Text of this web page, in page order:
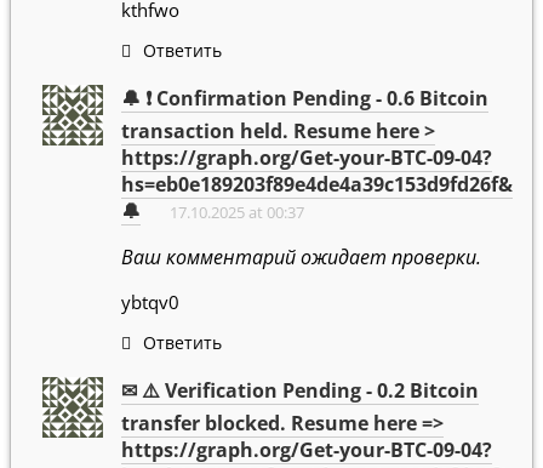
kthfwo
Ответить
🔔 ❗ Confirmation Pending - 0.6 Bitcoin
transaction held. Resume here >
https://graph.org/Get-your-BTC-09-04?
hs=eb0e189203f89e4de4a39c153d9fd26f&
🔔
17.10.2025 at 00:37
Ваш комментарий ожидает проверки.
ybtqv0
Ответить
✉ ⚠️ Verification Pending - 0.2 Bitcoin
transfer blocked. Resume here =>
https://graph.org/Get-your-BTC-09-04?